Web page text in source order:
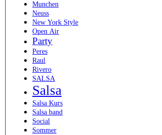
Munchen
Neuss
New York Style
Open Air
Party
Peres
Raul
Rivero
SALSA
Salsa
Salsa Kurs
Salsa band
Social
Sommer